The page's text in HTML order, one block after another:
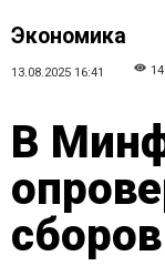
Экономика
13.08.2025 16:41
В